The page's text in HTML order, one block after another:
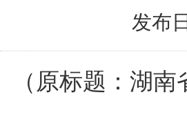
发布
（原标题：湖